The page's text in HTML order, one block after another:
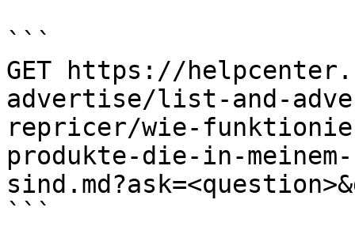
```
GET https://
advertise/list-and-
repricer/wie-
produkte-die-in-
```